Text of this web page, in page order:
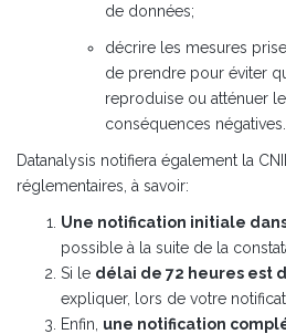
de données;
décrire les mesures
de prendre pour éviter
reproduise ou atténuer
conséquences négatives.
Datanalysis notifiera également la
réglementaires, à savoir:
Une notification initiale
possible à la suite de la
Si le délai de 72 heures est
expliquer, lors de votre
Enfin, une notification